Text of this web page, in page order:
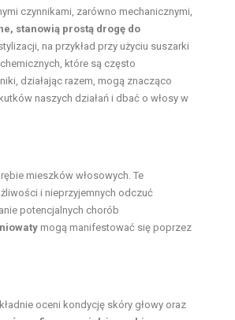
czynnikami, zarówno mechanicznymi,
stanowią prostą drogę do
na przykład przy użyciu suszarki
które są często
działając razem, mogą znacząco
naszych działań i dbać o włosy w
mieszków włosowych. Te
i nieprzyjemnych odczuć
potencjalnych chorób
mogą manifestować się poprzez
oceni kondycję skóry głowy oraz